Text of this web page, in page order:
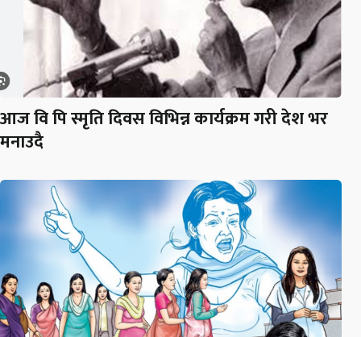
आज वि पि स्मृति दिवस विभिन्न कार्यक्रम गरी देश भर
मनाउदै